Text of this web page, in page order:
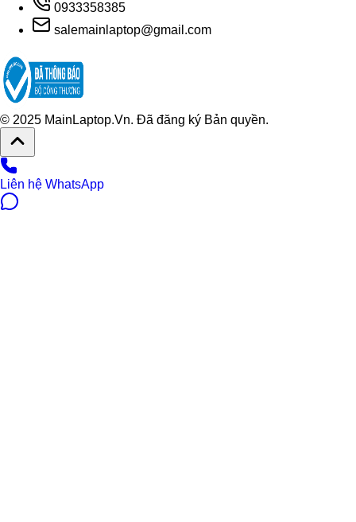
0933358385
salemainlaptop@gmail.com
© 2025 MainLaptop.Vn. Đã đăng ký Bản quyền.
Liên hệ WhatsApp